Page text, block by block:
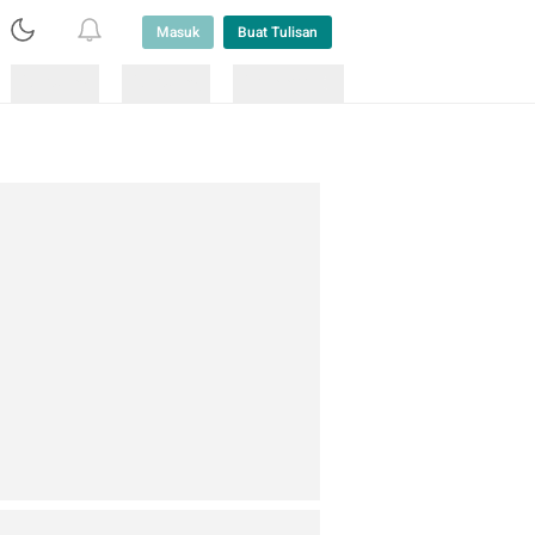
Masuk Buat Tulisan